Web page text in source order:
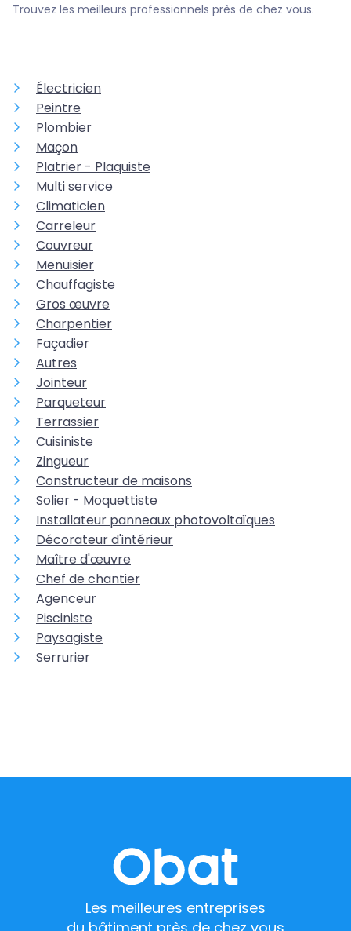
Trouvez les meilleurs professionnels près de chez vous.
Électricien
Peintre
Plombier
Maçon
Platrier - Plaquiste
Multi service
Climaticien
Carreleur
Couvreur
Menuisier
Chauffagiste
Gros œuvre
Charpentier
Façadier
Autres
Jointeur
Parqueteur
Terrassier
Cuisiniste
Zingueur
Constructeur de maisons
Solier - Moquettiste
Installateur panneaux photovoltaïques
Décorateur d'intérieur
Maître d'œuvre
Chef de chantier
Agenceur
Pisciniste
Paysagiste
Serrurier
Les meilleures entreprises